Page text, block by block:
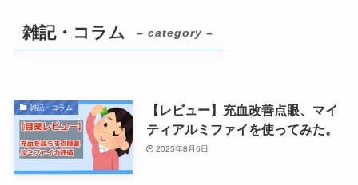
雑記・コラム – category –
雑記・コラム
【レビュー】充血改善点眼、マイ
ティアルミファイを使ってみた。
2025年8月6日